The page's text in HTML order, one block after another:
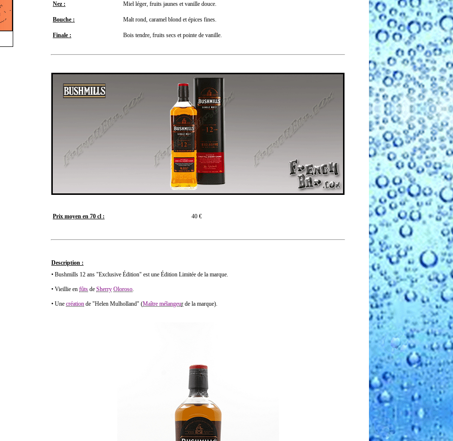
Nez : Miel léger, fruits jaunes et vanille douce.
Bouche : Malt rond, caramel blond et épices fines.
Finale : Bois tendre, fruits secs et pointe de vanille.
Prix moyen en 70 cl : 40 €
Description :
• Bushmills 12 ans "Exclusive Édition" est une Édition Limitée de la marque.
• Vieillie en fûts de Sherry Oloroso.
• Une création de "Helen Mulholland" (Maître mélangeur de la marque).